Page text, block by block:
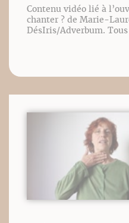
Contenu vidéo lié à
chanter ? de Marie-
DésIris/Adverbum.